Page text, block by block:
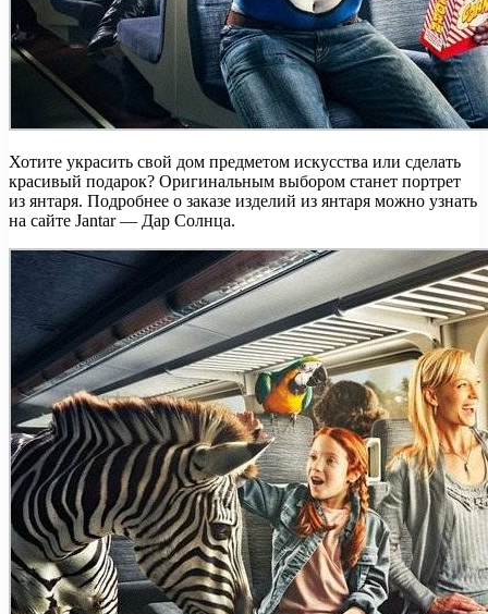
Хотите украсить свой дом предметом искусства или сделать
красивый подарок? Оригинальным выбором станет портрет
из янтаря. Подробнее о заказе изделий из янтаря можно узнать
на сайте Jantar — Дар Солнца.